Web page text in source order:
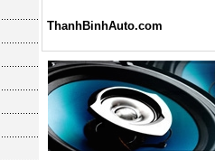
ThanhBinhAuto.com